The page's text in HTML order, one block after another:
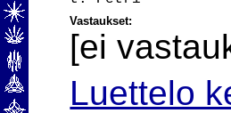
Vastaukset:
[ei
Luettelo